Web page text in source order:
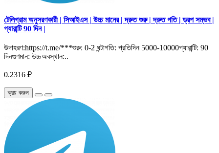
টেলিগ্রাম অনুসরণকারী | সিআইএস | উচ্চ মানের | দ্রুত শুরু | দ্রুত গতি | ড্রপ সম্ভব |
গ্যারান্টি 90 দিন |
উদাহরণ:https://t.me/***শুরু: 0-2 ঘন্টাগতি: প্রতিদিন 5000-10000গ্যারান্টি: 90
দিনগুণমান: উচ্চঅবস্থান:..
0.2316 ₽
ক্রয় করুন